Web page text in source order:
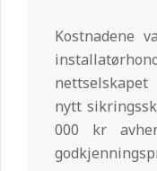
Kostnadene
nytt
000 kr